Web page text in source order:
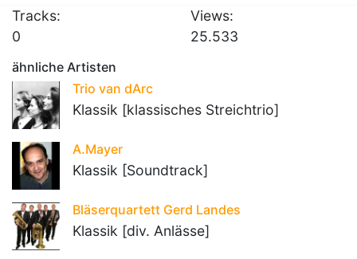
Tracks:
0
Views:
25.533
ähnliche Artisten
Trio van dArc
Klassik [klassisches Streichtrio]
A.Mayer
Klassik [Soundtrack]
Bläserquartett Gerd Landes
Klassik [div. Anlässe]